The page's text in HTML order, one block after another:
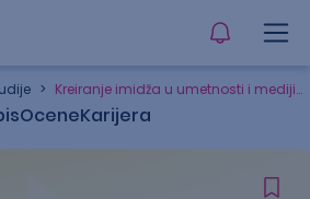
> Kreiranje imidža u umetnosti i medijima
OceneKarijera